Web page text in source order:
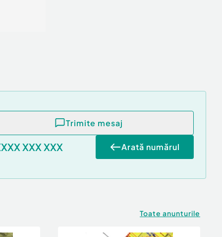
Trimite mesaj
XXX XXX Arată numărul
Toate anunturile